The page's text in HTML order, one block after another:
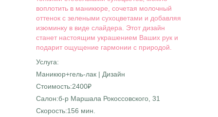
Услуга:
Маникюр+гель-лак | Дизайн
Стоимость:2400₽
Салон:б-р Маршала Рокоссовского, 31
Скорость:156 мин.
воплотить в маникюре, сочетая молочный
оттенок с зелеными сухоцветами и добавляя
изюминку в виде слайдера. Этот дизайн
станет настоящим украшением Ваших рук и
подарит ощущение гармонии с природой.